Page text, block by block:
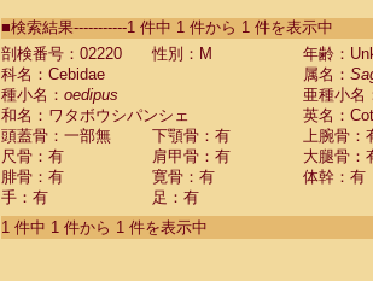
CebidaeSaguinus labiatus(0)
Cebidae Saguinus leucopus (0)
Cebidae
Cebidae
CebidaeSaguinus nigricollis (0)
Cebidae Saguinus oedipus
Cebidae Saguinus weddelli
Cebidae Saguinusspp.
Cebidae Aotus trivirgatus
Cebidae Cebus albifrons
■検索結果-----------1 件中 1 件から 1 件を表示中
剖検番号：02220
性別：M
年齢：
科名：Cebidae
属名：
種小名： oedipus
亜種小名
和名：ワタボウシパンシェ
英名：
頭蓋骨：一部無
下顎骨：有
上腕骨：
尺骨：有
肩甲骨：有
大腿骨：
腓骨：有
寛骨：有
体幹：有
手：有
足：有
1 件中 1 件から 1 件を表示中